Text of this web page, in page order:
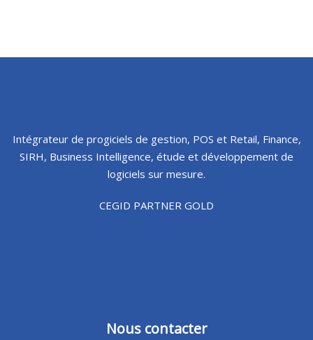
Intégrateur de progiciels de gestion, POS et Retail, Finance,
SIRH, Business Intelligence, étude et développement de
logiciels sur mesure.
CEGID PARTNER GOLD
Nous contacter